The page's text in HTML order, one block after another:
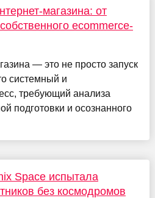
магазина: от
ecommerce-
— это не просто запуск
системный и
требующий анализа
подготовки и осознанного
Space испытала
без космодромов